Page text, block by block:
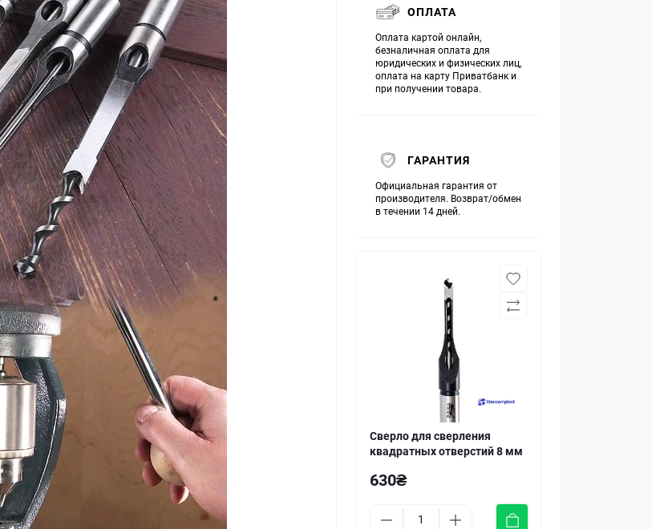
ОПЛАТА
Оплата картой онлайн,
безналичная оплата для
юридических и физических лиц,
оплата на карту Приватбанк и
при получении товара.
ГАРАНТИЯ
Официальная гарантия от
производителя. Возврат/обмен
в течении 14 дней.
Сверло для сверления
квадратных отверстий 8 мм
630₴